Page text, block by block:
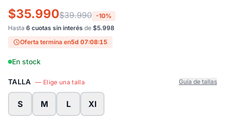
$35.990$39.990 -10%
Hasta 6 cuotas sin interés de $5.998
Oferta termina en5d 07:08:15
En stock
TALLA — Elige una talla Guía de tallas
S M L Xl